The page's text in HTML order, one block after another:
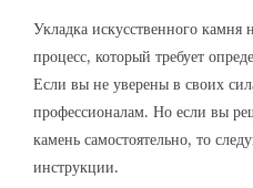
Укладка искусственного камня
процесс, который требует
Если вы не уверены в своих
профессионалам. Но если вы
камень самостоятельно, то
инструкции.